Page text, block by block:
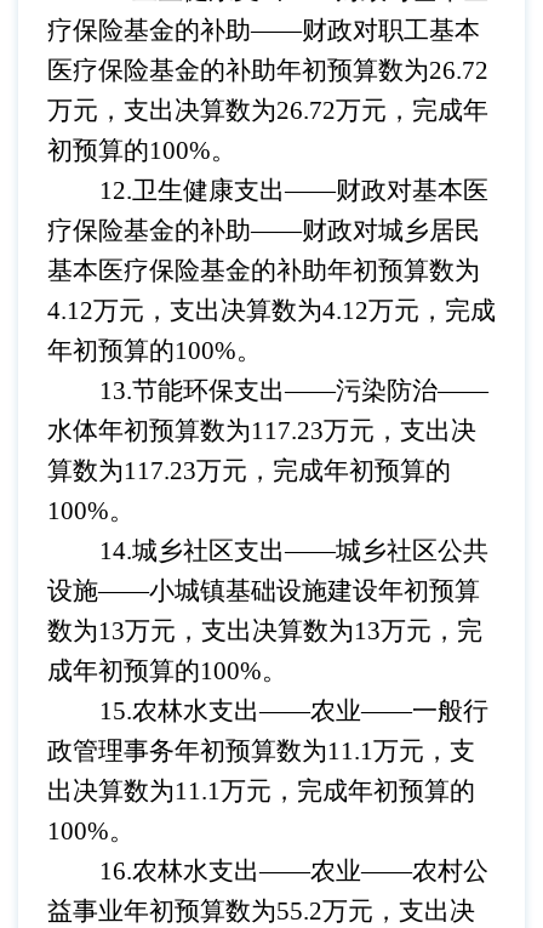
疗保险基金的补助——财政对职工基本
医疗保险基金的补助年初预算数为26.72
万元，支出决算数为26.72万元，完成年
初预算的100%。
12.卫生健康支出——财政对基本医
疗保险基金的补助——财政对城乡居民
基本医疗保险基金的补助年初预算数为
4.12万元，支出决算数为4.12万元，完成
年初预算的100%。
13.节能环保支出——污染防治——
水体年初预算数为117.23万元，支出决
算数为117.23万元，完成年初预算的
100%。
14.城乡社区支出——城乡社区公共
设施——小城镇基础设施建设年初预算
数为13万元，支出决算数为13万元，完
成年初预算的100%。
15.农林水支出——农业——一般行
政管理事务年初预算数为11.1万元，支
出决算数为11.1万元，完成年初预算的
100%。
16.农林水支出——农业——农村公
益事业年初预算数为55.2万元，支出决